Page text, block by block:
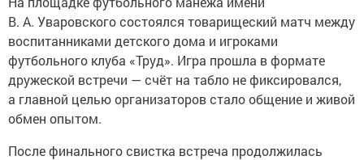
В. А. Уваровского состоялся товарищеский матч между
воспитанниками детского дома и игроками
футбольного клуба «Труд». Игра прошла в формате
дружеской встречи — счёт на табло не фиксировался,
а главной целью организаторов стало общение и живой
обмен опытом.
После финального свистка встреча продолжилась